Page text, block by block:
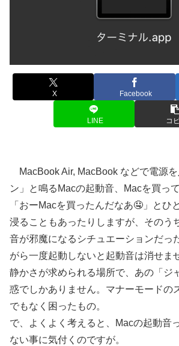
X Facebook
LINE コ
MacBook Air, MacBook などで電源
ン」と鳴るMacの起動音、Macを買っ
「おーMacを買ったんだなあ🤤」とひ
浸ることもあったりしますが、そのう
音が邪魔になるシチュエーションだっ
がら一度起動しないと起動音は消せま
静かさが求められる場所で、あの「ジ
惑でしかありません。マナーモードの
でもなく困ったもの。
で、よくよく考えると、Macの起動音
ない事に気付くのですが。